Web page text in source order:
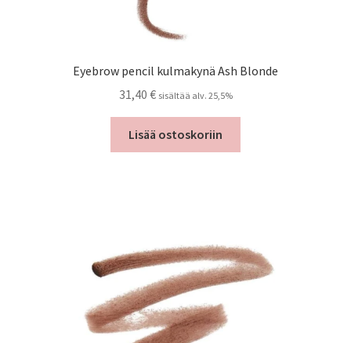
Eyebrow pencil kulmakynä Ash Blonde
31,40 € sisältää alv. 25,5%
Lisää ostoskoriin